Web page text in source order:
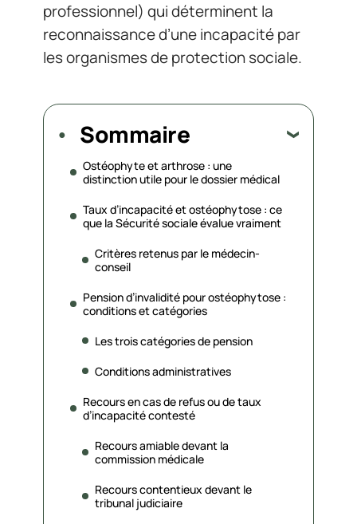
professionnel) qui déterminent la
reconnaissance d’une incapacité par
les organismes de protection sociale.
Sommaire
Ostéophyte et arthrose : une
distinction utile pour le dossier médical
Taux d’incapacité et ostéophytose : ce
que la Sécurité sociale évalue vraiment
Critères retenus par le médecin-
conseil
Pension d’invalidité pour ostéophytose :
conditions et catégories
Les trois catégories de pension
Conditions administratives
Recours en cas de refus ou de taux
d’incapacité contesté
Recours amiable devant la
commission médicale
Recours contentieux devant le
tribunal judiciaire